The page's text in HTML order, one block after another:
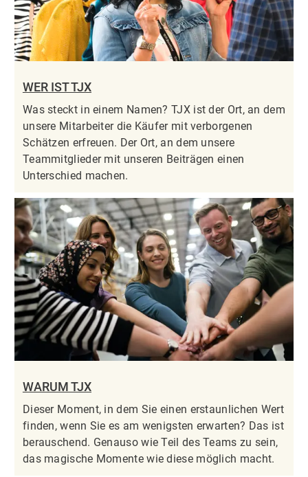
WER IST TJX
Was steckt in einem Namen? TJX ist der Ort, an dem
unsere Mitarbeiter die Käufer mit verborgenen
Schätzen erfreuen. Der Ort, an dem unsere
Teammitglieder mit unseren Beiträgen einen
Unterschied machen.
WARUM TJX
Dieser Moment, in dem Sie einen erstaunlichen Wert
finden, wenn Sie es am wenigsten erwarten? Das ist
berauschend. Genauso wie Teil des Teams zu sein,
das magische Momente wie diese möglich macht.